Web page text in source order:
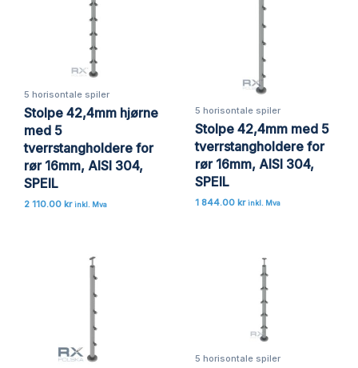
5 horisontale spiler
Stolpe 42,4mm hjørne
med 5
tverrstangholdere for
rør 16mm, AISI 304,
SPEIL
2 110.00 kr inkl. Mva
5 horisontale spiler
Stolpe 42,4mm med 5
tverrstangholdere for
rør 16mm, AISI 304,
SPEIL
1 844.00 kr inkl. Mva
5 horisontale spiler